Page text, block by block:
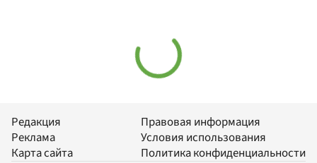
Редакция
Реклама
Карта сайта
Правовая информация
Условия использования
Политика конфиденциальности